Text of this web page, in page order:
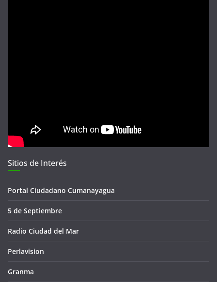
Sitios de Interés
Portal Ciudadano Cumanayagua
5 de Septiembre
Radio Ciudad del Mar
Perlavision
Granma